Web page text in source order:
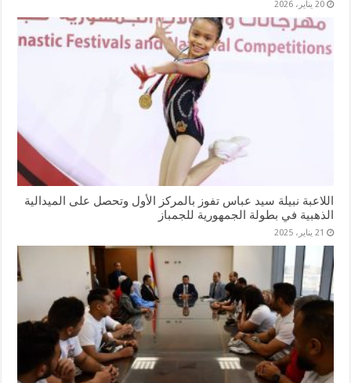
20 يناير، 2026
اللاعبة نبيلة سيد عباس تفوز بالمركز الأول وتحصل على الميدالية
الذهبية في بطولة الجمهورية للجمباز
21 يناير، 2025